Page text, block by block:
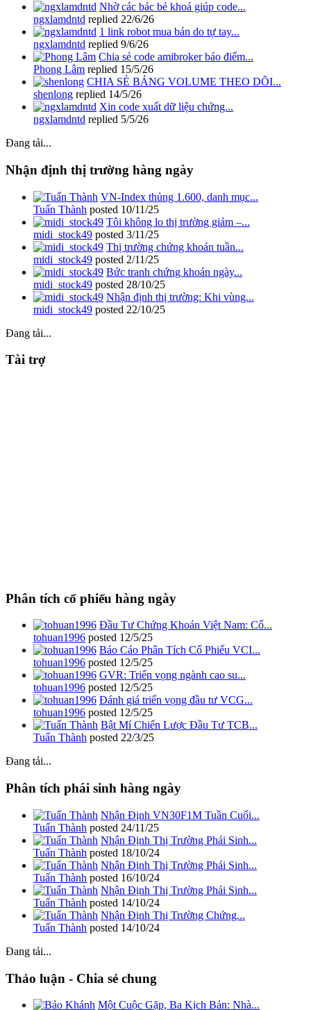
Nhờ các bác bẻ khoá giúp code...
ngxlamdntd replied 22/6/26
1 link robot mua bán do tự tay...
ngxlamdntd replied 9/6/26
Chia sẻ code amibroker báo điểm...
Phong Lâm replied 15/5/26
CHIA SẺ BẢNG VOLUME THEO DÕI...
shenlong replied 14/5/26
Xin code xuất dữ liệu chứng...
ngxlamdntd replied 5/5/26
Đang tải...
Nhận định thị trường hàng ngày
VN-Index thủng 1.600, danh mục...
Tuấn Thành posted 10/11/25
Tôi không lo thị trường giảm –...
midi_stock49 posted 3/11/25
Thị trường chứng khoán tuần...
midi_stock49 posted 2/11/25
Bức tranh chứng khoán ngày...
midi_stock49 posted 28/10/25
Nhận định thị trường: Khi vùng...
midi_stock49 posted 22/10/25
Đang tải...
Tài trợ
Phân tích cổ phiếu hàng ngày
Đầu Tư Chứng Khoán Việt Nam: Cổ...
tohuan1996 posted 12/5/25
Báo Cáo Phân Tích Cổ Phiếu VCI...
tohuan1996 posted 12/5/25
GVR: Triển vọng ngành cao su...
tohuan1996 posted 12/5/25
Đánh giá triển vọng đầu tư VCG...
tohuan1996 posted 12/5/25
Bật Mí Chiến Lược Đầu Tư TCB...
Tuấn Thành posted 22/3/25
Đang tải...
Phân tích phái sinh hàng ngày
Nhận Định VN30F1M Tuần Cuối...
Tuấn Thành posted 24/11/25
Nhận Định Thị Trường Phái Sinh...
Tuấn Thành posted 18/10/24
Nhận Định Thị Trường Phái Sinh...
Tuấn Thành posted 16/10/24
Nhận Định Thị Trường Phái Sinh...
Tuấn Thành posted 14/10/24
Nhận Định Thị Trường Chứng...
Tuấn Thành posted 14/10/24
Đang tải...
Thảo luận - Chia sẻ chung
Một Cuộc Gặp, Ba Kịch Bản: Nhà...